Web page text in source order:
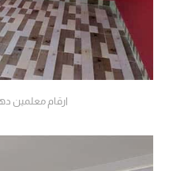
ارقام معلمين